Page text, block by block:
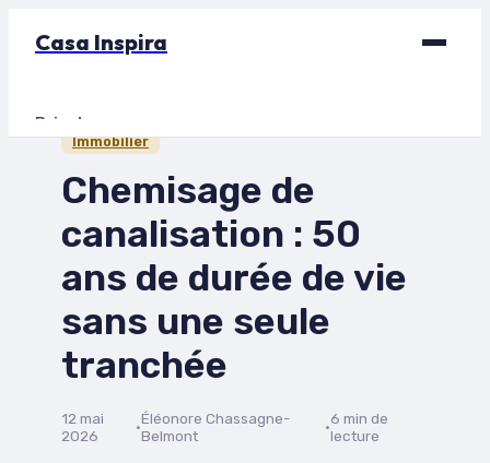
Casa Inspira
Bricolage
Immobilier
Chemisage de
canalisation : 50
ans de durée de vie
sans une seule
tranchée
12 mai
2026
·Éléonore Chassagne-
Belmont
·6 min de
lecture